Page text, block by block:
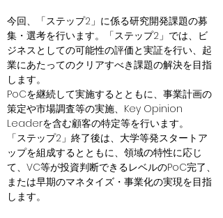
今回、「ステップ2」に係る研究開発課題の募
集・選考を行います。「ステップ2」では、ビ
ジネスとしての可能性の評価と実証を行い、起
業にあたってのクリアすべき課題の解決を目指
します。
PoCを継続して実施するとともに、事業計画の
策定や市場調査等の実施、Key Opinion
Leaderを含む顧客の特定等を行います。
「ステップ2」終了後は、大学等発スタートア
ップを組成するとともに、領域の特性に応じ
て、VC等が投資判断できるレベルのPoC完了、
または早期のマネタイズ・事業化の実現を目指
します。